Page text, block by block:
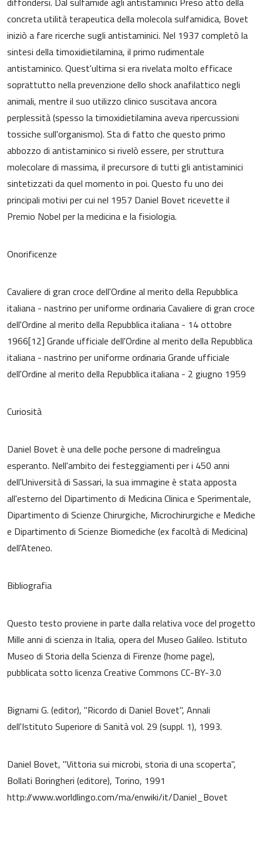
concreta utilità terapeutica della molecola sulfamidica, Bovet
iniziò a fare ricerche sugli antistaminici. Nel 1937 completò la
sintesi della timoxidietilamina, il primo rudimentale
antistaminico. Quest'ultima si era rivelata molto efficace
soprattutto nella prevenzione dello shock anafilattico negli
animali, mentre il suo utilizzo clinico suscitava ancora
perplessità (spesso la timoxidietilamina aveva ripercussioni
tossiche sull'organismo). Sta di fatto che questo primo
abbozzo di antistaminico si rivelò essere, per struttura
molecolare di massima, il precursore di tutti gli antistaminici
sintetizzati da quel momento in poi. Questo fu uno dei
principali motivi per cui nel 1957 Daniel Bovet ricevette il
Premio Nobel per la medicina e la fisiologia.
Onorificenze
Cavaliere di gran croce dell'Ordine al merito della Repubblica
italiana - nastrino per uniforme ordinaria Cavaliere di gran croce
dell'Ordine al merito della Repubblica italiana - 14 ottobre
1966[12] Grande ufficiale dell'Ordine al merito della Repubblica
italiana - nastrino per uniforme ordinaria Grande ufficiale
dell'Ordine al merito della Repubblica italiana - 2 giugno 1959
Curiosità
Daniel Bovet è una delle poche persone di madrelingua
esperanto. Nell'ambito dei festeggiamenti per i 450 anni
dell'Università di Sassari, la sua immagine è stata apposta
all'esterno del Dipartimento di Medicina Clinica e Sperimentale,
Dipartimento di Scienze Chirurgiche, Microchirurgiche e Mediche
e Dipartimento di Scienze Biomediche (ex facoltà di Medicina)
dell'Ateneo.
Bibliografia
Questo testo proviene in parte dalla relativa voce del progetto
Mille anni di scienza in Italia, opera del Museo Galileo. Istituto
Museo di Storia della Scienza di Firenze (home page),
pubblicata sotto licenza Creative Commons CC-BY-3.0
Bignami G. (editor), "Ricordo di Daniel Bovet", Annali
dell'Istituto Superiore di Sanità vol. 29 (suppl. 1), 1993.
Daniel Bovet, "Vittoria sui microbi, storia di una scoperta",
Bollati Boringheri (editore), Torino, 1991
http://www.worldlingo.com/ma/enwiki/it/Daniel_Bovet